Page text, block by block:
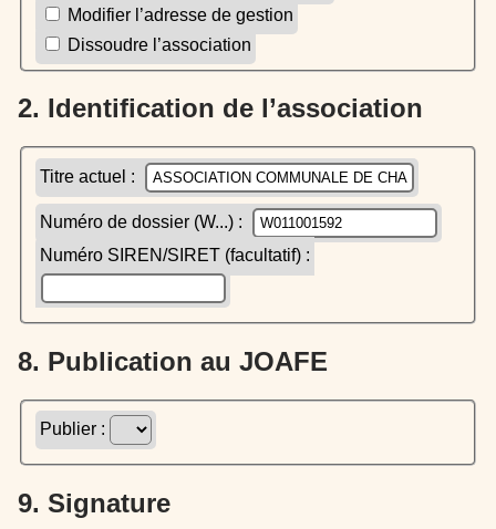
Modifier l’adresse de gestion
Dissoudre l’association
2. Identification de l’association
Titre actuel :
Numéro de dossier (W...) :
Numéro SIREN/SIRET (facultatif) :
8. Publication au JOAFE
Publier :
9. Signature